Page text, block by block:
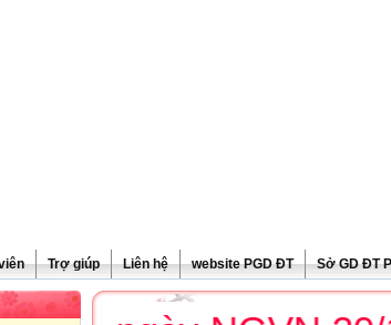
Trợ giúp Liên hệ website PGD ĐT Sở GD ĐT